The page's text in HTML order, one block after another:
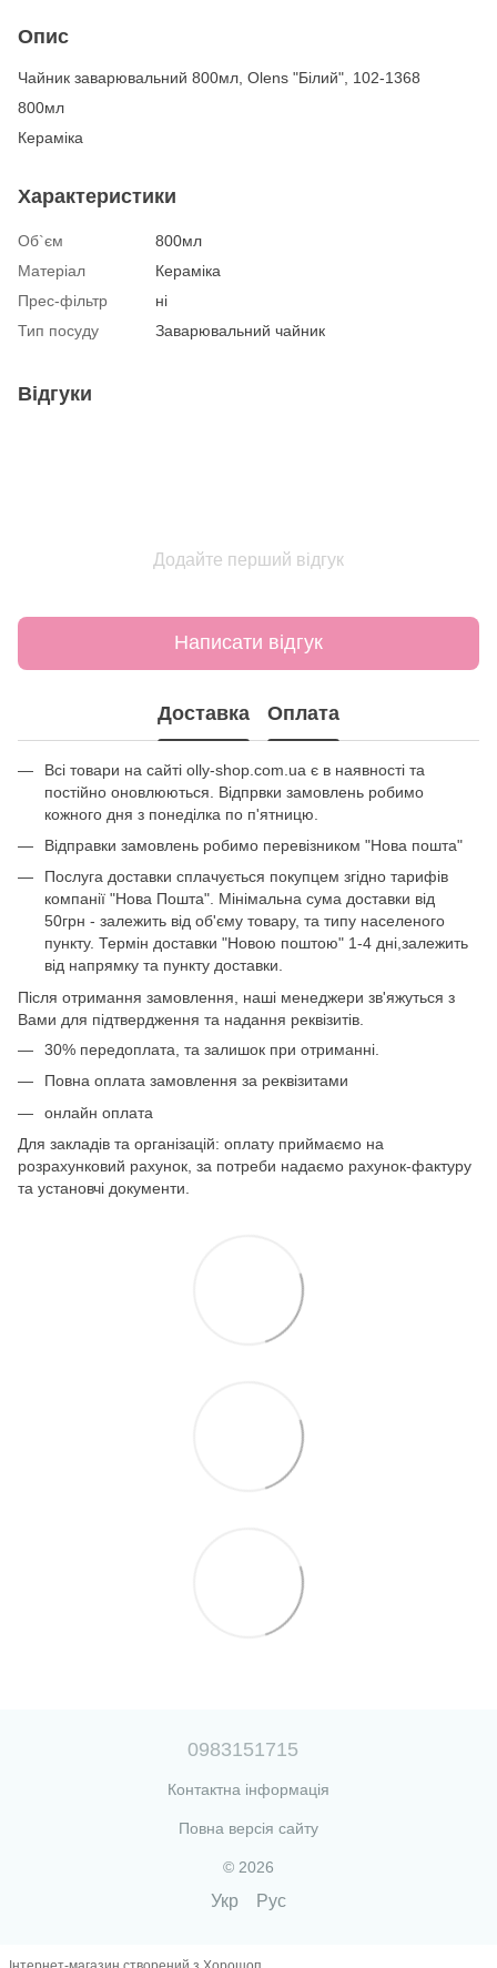
Опис
Чайник заварювальний 800мл, Olens "Білий", 102-1368
800мл
Кераміка
Характеристики
Об`єм
800мл
Матеріал
Кераміка
Прес-фільтр
ні
Тип посуду
Заварювальний чайник
Відгуки
Додайте перший відгук
Написати відгук
Доставка Оплата
Всі товари на сайті olly-shop.com.ua є в наявності та
постійно оновлюються. Відпрвки замовлень робимо
кожного дня з понеділка по п'ятницю.
Відправки замовлень робимо перевізником "Нова пошта"
Послуга доставки сплачується покупцем згідно тарифів
компанії "Нова Пошта". Мінімальна сума доставки від
50грн - залежить від об'єму товару, та типу населеного
пункту. Термін доставки "Новою поштою" 1-4 дні,залежить
від напрямку та пункту доставки.
Після отримання замовлення, наші менеджери зв'яжуться з
Вами для підтвердження та надання реквізитів.
30% передоплата, та залишок при отриманні.
Повна оплата замовлення за реквізитами
онлайн оплата
Для закладів та організацій: оплату приймаємо на
розрахунковий рахунок, за потреби надаємо рахунок-фактуру
та установчі документи.
0983151715
Контактна інформація
Повна версія сайту
© 2026
Укр Рус